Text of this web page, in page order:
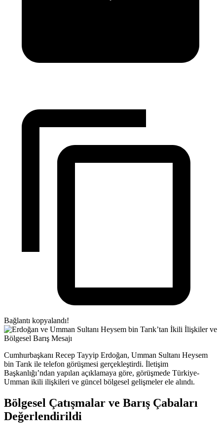
Bağlantı kopyalandı!
Cumhurbaşkanı Recep Tayyip Erdoğan, Umman Sultanı Heysem
bin Tarık ile telefon görüşmesi gerçekleştirdi. İletişim
Başkanlığı’ndan yapılan açıklamaya göre, görüşmede Türkiye-
Umman ikili ilişkileri ve güncel bölgesel gelişmeler ele alındı.
Bölgesel Çatışmalar ve Barış Çabaları
Değerlendirildi